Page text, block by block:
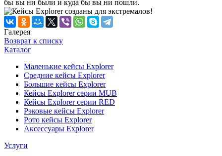
бы вы ни были и куда бы вы ни пошли.
Галерея
Возврат к списку
Каталог
Маленькие кейсы Explorer
Средние кейсы Explorer
Большие кейсы Explorer
Кейсы Explorer серии MUB
Кейсы Explorer серии RED
Рэковые кейсы Explorer
Рото кейсы Explorer
Аксессуары Explorer
Услуги